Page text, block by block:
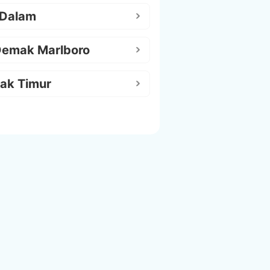
Marlboro
Timur